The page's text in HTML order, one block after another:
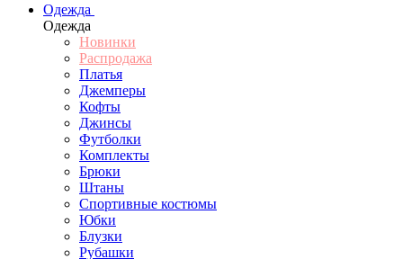
Одежда
Одежда
Новинки
Распродажа
Платья
Джемперы
Кофты
Джинсы
Футболки
Комплекты
Брюки
Штаны
Спортивные костюмы
Юбки
Блузки
Рубашки